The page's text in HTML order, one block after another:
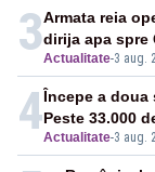
3Actualitate-3 aug.
Armata reia
dirija apa spre
4Actualitate-3 aug.
Începe a doua
Peste 33.000